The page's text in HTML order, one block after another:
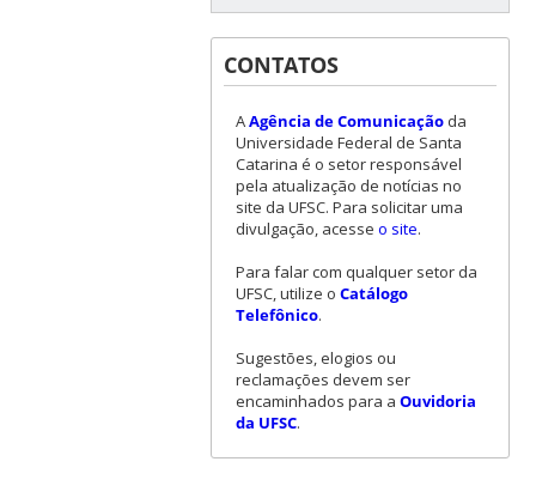
CONTATOS
AAgência de Comunicaçãoda
Universidade Federal de Santa
Catarina é o setor responsável
pela atualização de notícias no
site da UFSC. Para solicitar uma
divulgação, acesse o site.
Para falar com qualquer setor da
UFSC, utilize o Catálogo
Telefônico.
Sugestões, elogios ou
reclamações devem ser
encaminhados para a Ouvidoria
da UFSC.